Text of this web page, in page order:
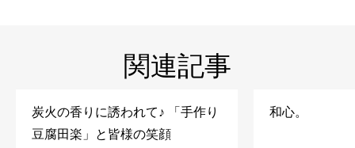
関連記事
炭火の香りに誘われて♪ 「手作り
豆腐田楽」と皆様の笑顔
和心。